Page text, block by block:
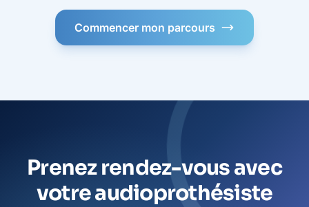
Commencer mon parcours
Prenez rendez-vous avec
votre audioprothésiste